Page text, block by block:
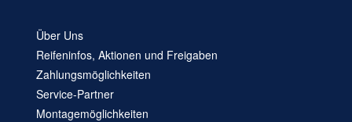
Über Uns
Reifeninfos, Aktionen und Freigaben
Zahlungsmöglichkeiten
Service-Partner
Montagemöglichkeiten